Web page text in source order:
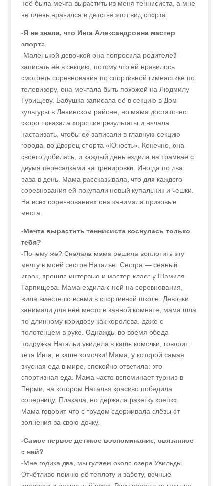
неё была мечта вырастить из меня теннисиста, а мне
не очень нравился в детстве этот вид спорта.
-Я не знала, что Инга Александровна мастер
спорта.
-Маленькой девочкой она попросила родителей
записать её в секцию, потому что ей нравилось
смотреть соревнования по спортивной гимнастике по
телевизору, она мечтала быть похожей на Людмилу
Турищеву. Бабушка записала её в секцию в Дом
культуры в Ленинском районе, но мама достаточно
скоро показала хорошие результаты и начала
настаивать, чтобы её записали в главную секцию
города, во Дворец спорта «Юность». Конечно, она
своего добилась, и каждый день ездила на трамвае с
двумя пересадками на тренировки. Иногда по два
раза в день. Мама рассказывала, что для каждого
соревнования ей покупали новый купальник и чешки.
На всех соревнованиях она занимала призовые
места.
-Мечта вырастить теннисиста коснулась только
тебя?
-Почему же? Сначала мама решила воплотить эту
мечту в моей сестре Наталье. Сестра — сеяный
игрок, прошла интервью и мастер-класс у Шамиля
Тарпищева. Мама ездила с ней на соревнования,
жила вместе со всеми в спортивной школе. Девочки
занимали для неё место в ванной комнате, мама шла
по длинному коридору как королева, даже с
полотенцем в руке. Однажды во время обеда
подружка Натальи увидела в каше комочки, говорит:
тётя Инга, в каше комочки! Мама, у которой самая
вкусная еда в мире, спокойно ответила: это
спортивная еда. Мама часто вспоминает турнир в
Перми, на котором Наталья красиво победила
соперницу. Плакала, но держала ракетку крепко.
Мама говорит, что с трудом сдерживала слёзы от
волнения за свою дочку.
-Самое первое детское воспоминание, связанное
с ней?
-Мне годика два, мы гуляем около озера Увильды.
Отчётливо помню её теплоту и заботу, вечные